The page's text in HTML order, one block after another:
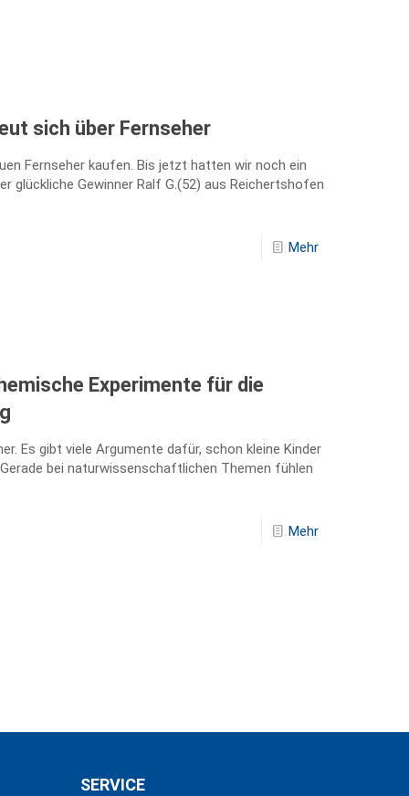
sich über Fernseher
Fernseher kaufen. Bis jetzt hatten wir noch ein
glückliche Gewinner Ralf G.(52) aus Reichertshofen
Mehr
Experimente für die
Es gibt viele Argumente dafür, schon kleine Kinder
bei naturwissenschaftlichen Themen fühlen
Mehr
SERVICE